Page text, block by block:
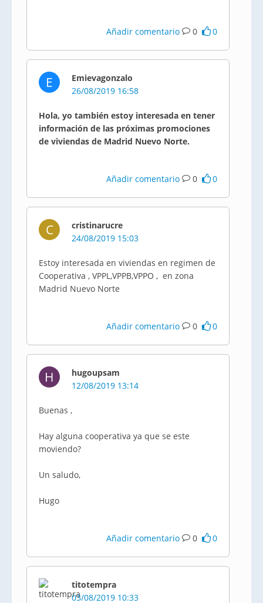
Añadir comentario 0 0
E
Emievagonzalo
26/08/2019 16:58
Hola, yo también estoy interesada en tener
información de las próximas promociones
de viviendas de Madrid Nuevo Norte.
Añadir comentario 0 0
C
cristinarucre
24/08/2019 15:03
Estoy interesada en viviendas en regimen de
Cooperativa , VPPL,VPPB,VPPO , en zona
Madrid Nuevo Norte
Añadir comentario 0 0
H
hugoupsam
12/08/2019 13:14
Buenas ,
Hay alguna cooperativa ya que se este
moviendo?
Un saludo,
Hugo
Añadir comentario 0 0
titotempra
03/08/2019 10:33